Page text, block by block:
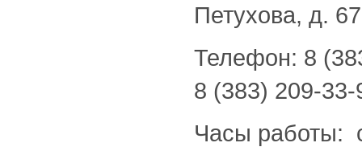
Петухова, д.
Телефон: 8
8 (383) 209-33-
Часы работы: